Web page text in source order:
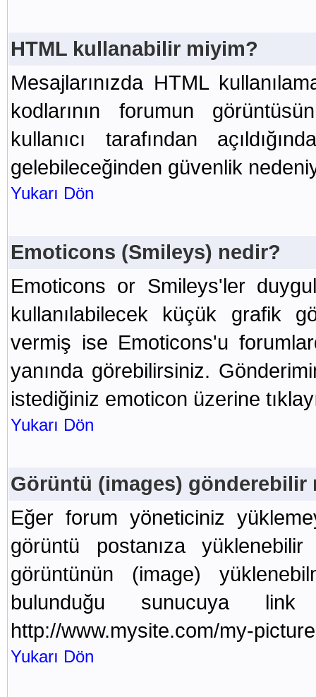
HTML kullanabilir miyim?
Mesajlarınızda HTML
kodlarının forumun
kullanıcı tarafından
gelebileceğinden güvenlik
Yukarı Dön
Emoticons (Smileys) nedir?
Emoticons or Smileys'ler
kullanılabilecek küçük grafik
vermiş ise Emoticons'u
yanında görebilirsiniz.
istediğiniz emoticon üzerine
Yukarı Dön
Görüntü (images) gönderebilir
Eğer forum yöneticiniz
görüntü postanıza
görüntünün (image)
bulunduğu sunucuya link
http://www.mysite.com/my-
Yukarı Dön